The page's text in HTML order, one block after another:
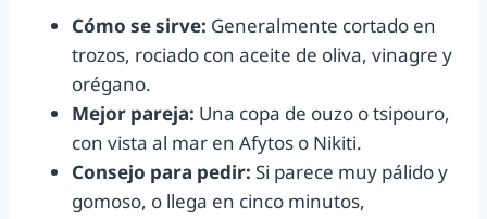
Cómo se sirve: Generalmente cortado en
trozos, rociado con aceite de oliva, vinagre y
orégano.
Mejor pareja: Una copa de ouzo o tsipouro,
con vista al mar en Afytos o Nikiti.
Consejo para pedir: Si parece muy pálido y
gomoso, o llega en cinco minutos,